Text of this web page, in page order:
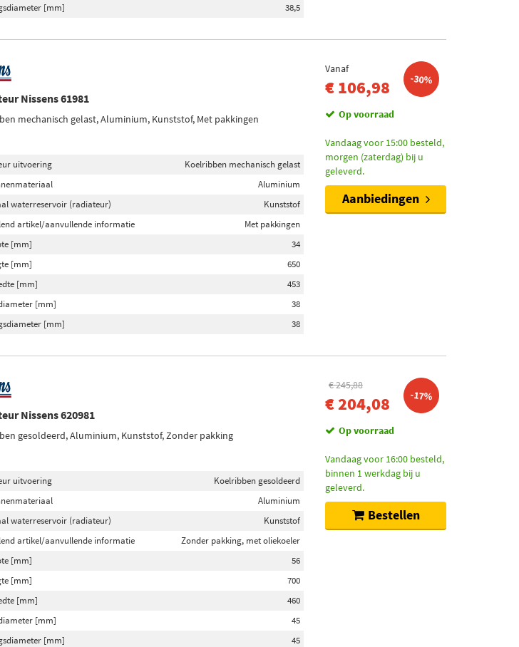
[mm]
38,5
Nissens 61981
mechanisch gelast, Aluminium, Kunststof, Met pakkingen
uitvoering
Koelribben mechanisch gelast
Aluminium
waterreservoir (radiateur)
Kunststof
artikel/aanvullende informatie
Met pakkingen
[mm]
34
[mm]
650
[mm]
453
[mm]
38
[mm]
38
Vanaf
€ 106,98 -30%
Op voorraad
Vandaag voor 15:00 besteld,
morgen (zaterdag) bij u
geleverd.
Aanbiedingen
Nissens 620981
gesoldeerd, Aluminium, Kunststof, Zonder pakking
uitvoering
Koelribben gesoldeerd
Aluminium
waterreservoir (radiateur)
Kunststof
artikel/aanvullende informatie
Zonder pakking, met oliekoeler
[mm]
56
[mm]
700
[mm]
460
[mm]
45
[mm]
45
€ 245,88
€ 204,08 -17%
Op voorraad
Vandaag voor 16:00 besteld,
binnen 1 werkdag bij u
geleverd.
Bestellen